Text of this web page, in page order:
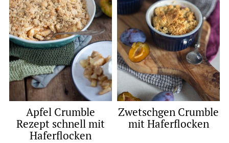
Apfel Crumble
Rezept schnell mit
Haferflocken
Zwetschgen Crumble
mit Haferflocken